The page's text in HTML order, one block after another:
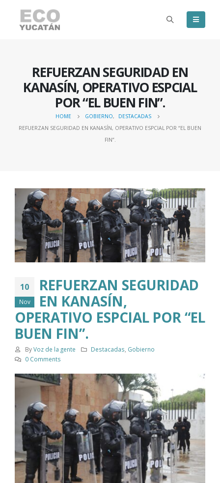
REFUERZAN SEGURIDAD EN
KANASÍN, OPERATIVO ESPCIAL
POR “EL BUEN FIN”.
HOME GOBIERNO,
DESTACADAS
REFUERZAN SEGURIDAD EN KANASÍN, OPERATIVO ESPCIAL POR “EL BUEN
FIN”.
10
Nov
REFUERZAN SEGURIDAD
EN KANASÍN,
OPERATIVO ESPCIAL POR “EL
BUEN FIN”.
ByVoz de la gente Destacadas, Gobierno
0 Comments